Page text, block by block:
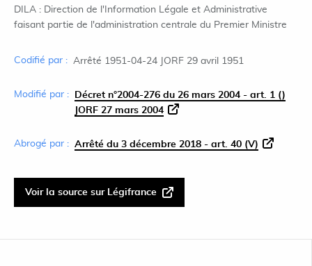
DILA : Direction de l'Information Légale et Administrative
faisant partie de l'administration centrale du Premier Ministre
Codifié par : Arrêté 1951-04-24 JORF 29 avril 1951
Modifié par :
Décret n°2004-276 du 26 mars 2004 - art. 1 ()
JORF 27 mars 2004
Abrogé par : Arrêté du 3 décembre 2018 - art. 40 (V)
Voir la source sur Légifrance